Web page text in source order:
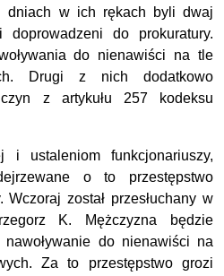
dniach w ich rękach byli dwaj
doprowadzeni do prokuratury.
do nienawiści na tle
Drugi z nich dodatkowo
z artykułu 257 kodeksu
i ustaleniom funkcjonariuszy,
o to przestępstwo
Wczoraj został przesłuchany w
K. Mężczyzna będzie
do nienawiści na
Za to przestępstwo grozi